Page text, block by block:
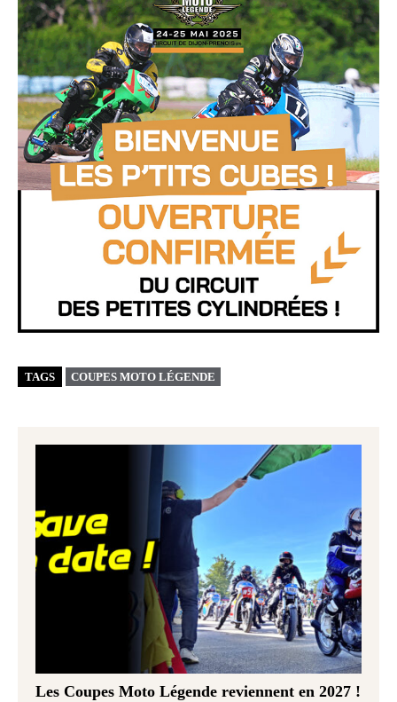
TAGS COUPES MOTO LÉGENDE
Les Coupes Moto Légende reviennent en 2027 !